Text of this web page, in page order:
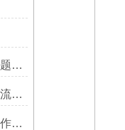
石油管道通过指示器的常见问题及解决方式
卡箍式通球指示器的正确操作流程介绍
数显式通球指示器：管道清管作业的智能监测关键设备